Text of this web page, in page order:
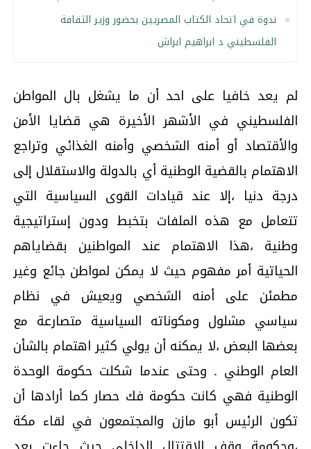
ندوة في اتحاد الكتاب المصريين بحضور وزير الثقافة
الفلسطيني د ابراهيم ابراش
لم يعد خافيا على احد أن ما يشغل بال المواطن
الفلسطيني في الأشهر الأخيرة هي قضايا الأمن
والأقتصاد أو أمنه الشخصي وأمنه الغذائي وتراجع
الاهتمام بالقضية الوطنية أي بالدولة والاستقلال إلى
درجة دنيا ،إلا عند قيادات القوى السياسية التي
تتعامل مع هذه الملفات بتخبط ودون إستراتيجية
وطنية ،هذا الاهتمام عند المواطنين بقضاياهم
الحياتية أمر مفهوم حيث لا يمكن لمواطن جائع وغير
مطمئن على أمنه الشخصي ويعيش في نظام
سياسي مشلول ومكوناته السياسية متصارعة مع
بعضها البعض ،لا يمكنه أن يولي كثير اهتمام بالشأن
العام الوطني . وحتى عندما شكلت حكومة الوحدة
الوطنية فهي كانت حكومة فك حصار كما أرادها أن
تكون الرئيس أبو مازن والمجتمعون في لقاء مكة